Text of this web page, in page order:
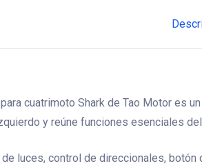
cuatrimoto Shark de Tao Motor es
y reúne funciones esenciales
luces, control de direccionales,